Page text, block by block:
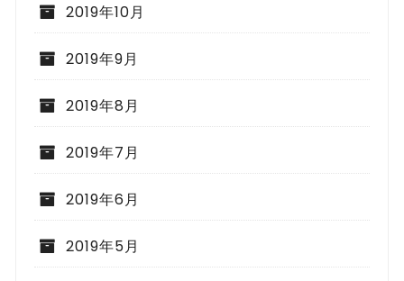
2019年10月
2019年9月
2019年8月
2019年7月
2019年6月
2019年5月